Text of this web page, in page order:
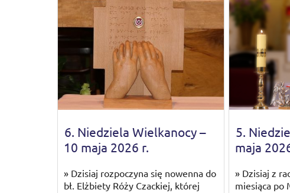
6. Niedziela Wielkanocy –
10 maja 2026 r.
» Dzisiaj rozpoczyna się nowenna do
bł. Elżbiety Róży Czackiej, której
5.
maja
» Dzisiaj z
miesiąca po